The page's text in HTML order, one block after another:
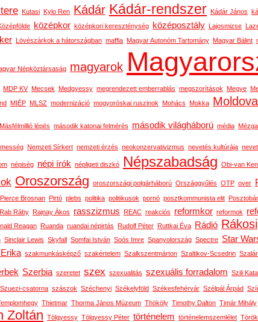
Kutasi Kylo Ren Kádár Kádár-rendszer Kádár János
középkor középkori kereszténység középosztály Lajosmizse
Lövészárkok a hátországban maffia Magyar Autonóm Tartomány Magyar Bálint
Népköztársaság magyarok
MDP KV Mecsek Medgyessy megrendezett emberrablás megszorítások Megye
MIÉP MLSZ modernizáció mogyoróskai ruszinok Mohács Mokka Moldova
Másfélmillió lépés második katonai felmérés második világháború média
Nemzeti Sírkert nemzeti érzés neokonzervativizmus nevetés kultúrája
népiség népi írók népligeti diszkó Népszabadság Obi-van
Oroszország oroszországi polgárháború Országgyűlés OTP over
Pierce Brosnan Pirtó plebs politika politikusok pornó posztkommunista elit
Rab Ráby Rajnay Ákos rasszizmus REAC reakciós reformkor reformok
Reagan Ruanda ruandai népirtás Rudolf Péter Ruttkai Éva Rádió Rákosi
Sinclair Lewis Skyfall Somfai István Soós Imre Spanyolország Spectre Star
szakmunkásképző szakértelem Szalkszentmárton Szaltikov-Scsedrin
Szerbia szeretet szex szexualitás szexuális forradalom Szili
Szuezi-csatorna szászok Széchenyi Székelyföld Székesfehérvár Szélpál Árpád
Thietmar Thorma János Múzeum Thököly Timothy Dalton Timár Mihály
Zoltán Tölgyessy Tölgyessy Péter történelem történelemszemlélet